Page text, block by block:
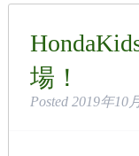
場！
Posted 2019年10